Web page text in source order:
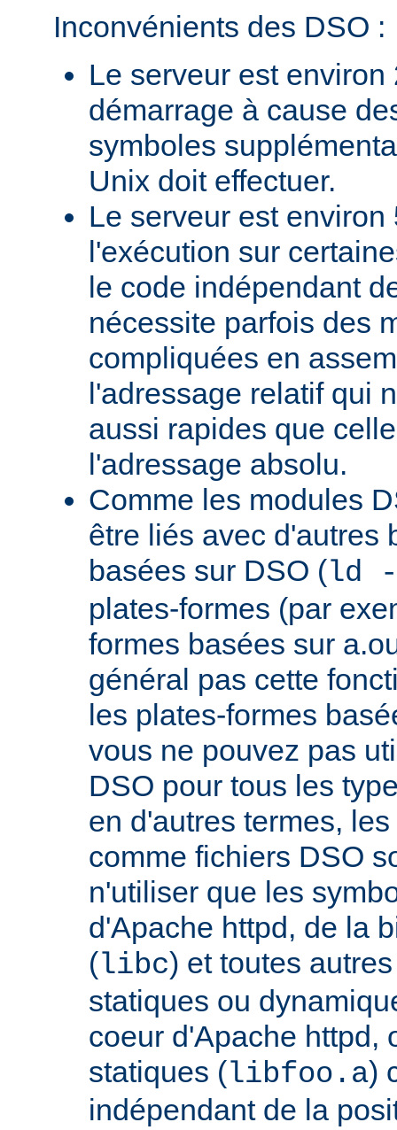
Inconvénients des DSO :
Le serveur est
démarrage à cause
symboles
Unix doit effectuer.
Le serveur est environ
l'exécution sur
le code indépendant
nécessite parfois des
compliquées en
l'adressage relatif qui
aussi rapides que
l'adressage absolu.
Comme les modules
être liés avec d'autres
basées sur DSO (ld
plates-formes (par
formes basées sur
général pas cette
les plates-formes
vous ne pouvez pas
DSO pour tous les
en d'autres termes,
comme fichiers DSO
n'utiliser que les
d'Apache httpd, de la
(libc) et toutes
statiques ou
coeur d'Apache httpd,
statiques (libfoo.a)
indépendant de la